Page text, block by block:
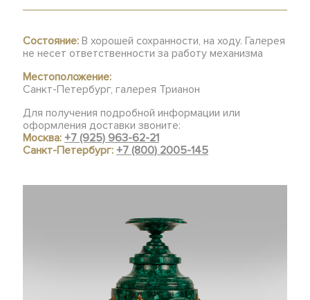
Состояние: В хорошей сохранности, на ходу. Галерея
не несет ответственности за работу механизма
Местоположение:
Санкт-Петербург, галерея Трианон
Для получения подробной информации или
оформления доставки звоните:
Москва:+7 (925) 963-62-21
Санкт-Петербург:+7 (800) 2005-145